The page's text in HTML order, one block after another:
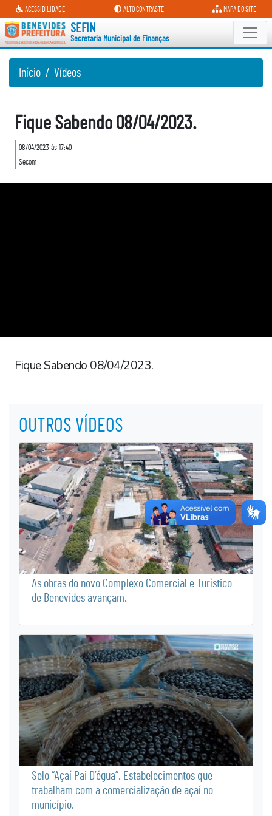
Secretaria Municipal de Finanças
ACESSIBILIDADE ALTO CONTRASTE MAPA DO SITE
SEFIN
Secretaria Municipal de Finanças
Início Vídeos
Fique Sabendo 08/04/2023.
08/04/2023 às 17:40
Secom
Fique Sabendo 08/04/2023.
OUTROS VÍDEOS
As obras do novo Complexo Comercial e Turístico
de Benevides avançam.
Selo “Açaí Pai D’égua”. Estabelecimentos que
trabalham com a comercialização de açaí no
município.